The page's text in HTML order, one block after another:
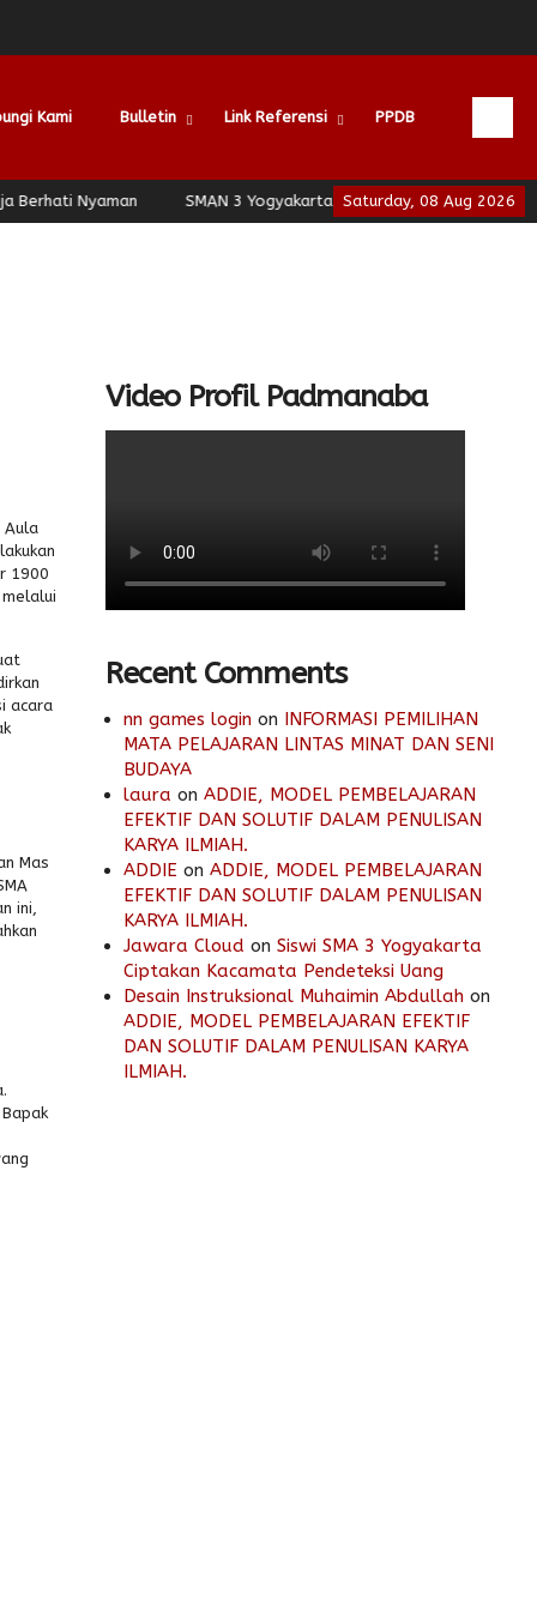
Kami Bulletin Link Referensi PPDB
Saturday, 08 Aug 2026
Nyaman SMAN 3 Yogyakarta - School of Leadership - Jogja
Aula
1900
acara
Mas
ini,
Video Profil Padmanaba
Recent Comments
nn games login on INFORMASI PEMILIHAN
MATA PELAJARAN LINTAS MINAT DAN SENI
BUDAYA
laura on ADDIE, MODEL PEMBELAJARAN
EFEKTIF DAN SOLUTIF DALAM PENULISAN
KARYA ILMIAH.
ADDIE on ADDIE, MODEL PEMBELAJARAN
EFEKTIF DAN SOLUTIF DALAM PENULISAN
KARYA ILMIAH.
Jawara Cloud on Siswi SMA 3 Yogyakarta
Ciptakan Kacamata Pendeteksi Uang
Desain Instruksional Muhaimin Abdullah on
ADDIE, MODEL PEMBELAJARAN EFEKTIF
DAN SOLUTIF DALAM PENULISAN KARYA
ILMIAH.